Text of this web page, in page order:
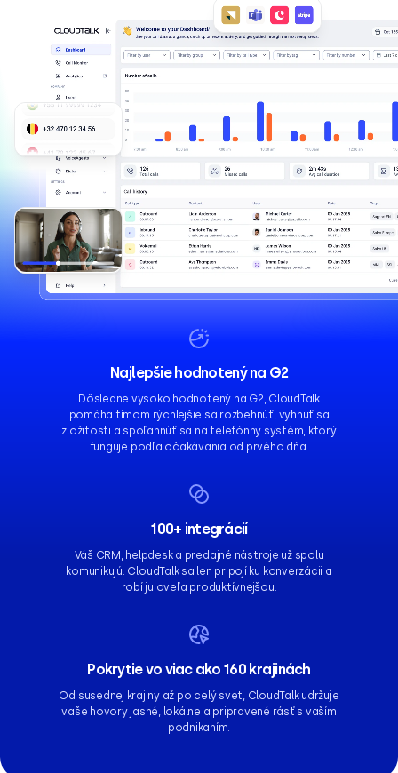
Najlepšie hodnotený na G2
Dôsledne vysoko hodnotený na G2, CloudTalk
pomáha tímom rýchlejšie sa rozbehnúť, vyhnúť sa
zložitosti a spoľahnúť sa na telefónny systém, ktorý
funguje podľa očakávania od prvého dňa.
100+ integrácií
Váš CRM, helpdesk a predajné nástroje už spolu
komunikujú. CloudTalk sa len pripojí ku konverzácii a
robí ju oveľa produktívnejšou.
Pokrytie vo viac ako 160 krajinách
Od susednej krajiny až po celý svet, CloudTalk udržuje
vaše hovory jasné, lokálne a pripravené rásť s vaším
podnikaním.